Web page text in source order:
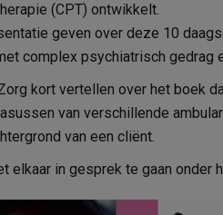
(CPT) ontwikkelt.
geven over deze 10
complex psychiatrisch gedrag
kort vertellen over het boek
van verschillende
van een cliënt.
elkaar in gesprek te gaan onder